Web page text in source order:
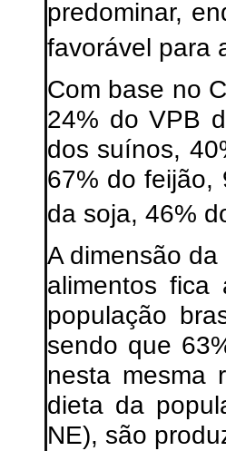
predominar,
favorável para
Com base no
24% do VPB
dos suínos,
67% do feijão,
da soja, 46%
A dimensão
alimentos fica
população
sendo que
nesta mesma
dieta da
NE), são